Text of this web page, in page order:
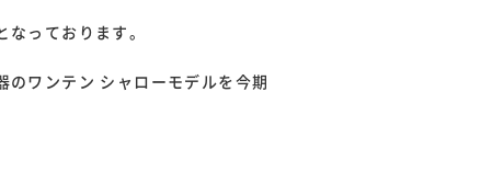
っております。
のワンテン シャローモデルを今期